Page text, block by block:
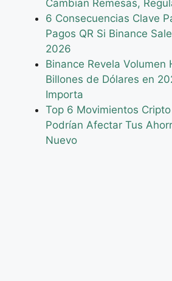
Cambian Remesas,
6 Consecuencias Clave
Pagos QR Si Binance
2026
Binance Revela Volumen
Billones de Dólares en
Importa
Top 6 Movimientos
Podrían Afectar Tus
Nuevo